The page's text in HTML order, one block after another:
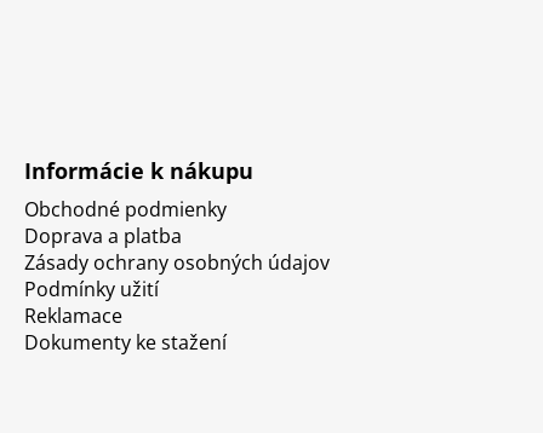
Informácie k nákupu
Obchodné podmienky
Doprava a platba
Zásady ochrany osobných údajov
Podmínky užití
Reklamace
Dokumenty ke stažení